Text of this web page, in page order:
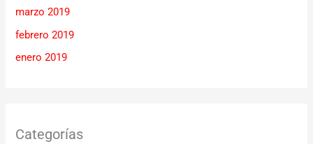
marzo 2019
febrero 2019
enero 2019
Categorías